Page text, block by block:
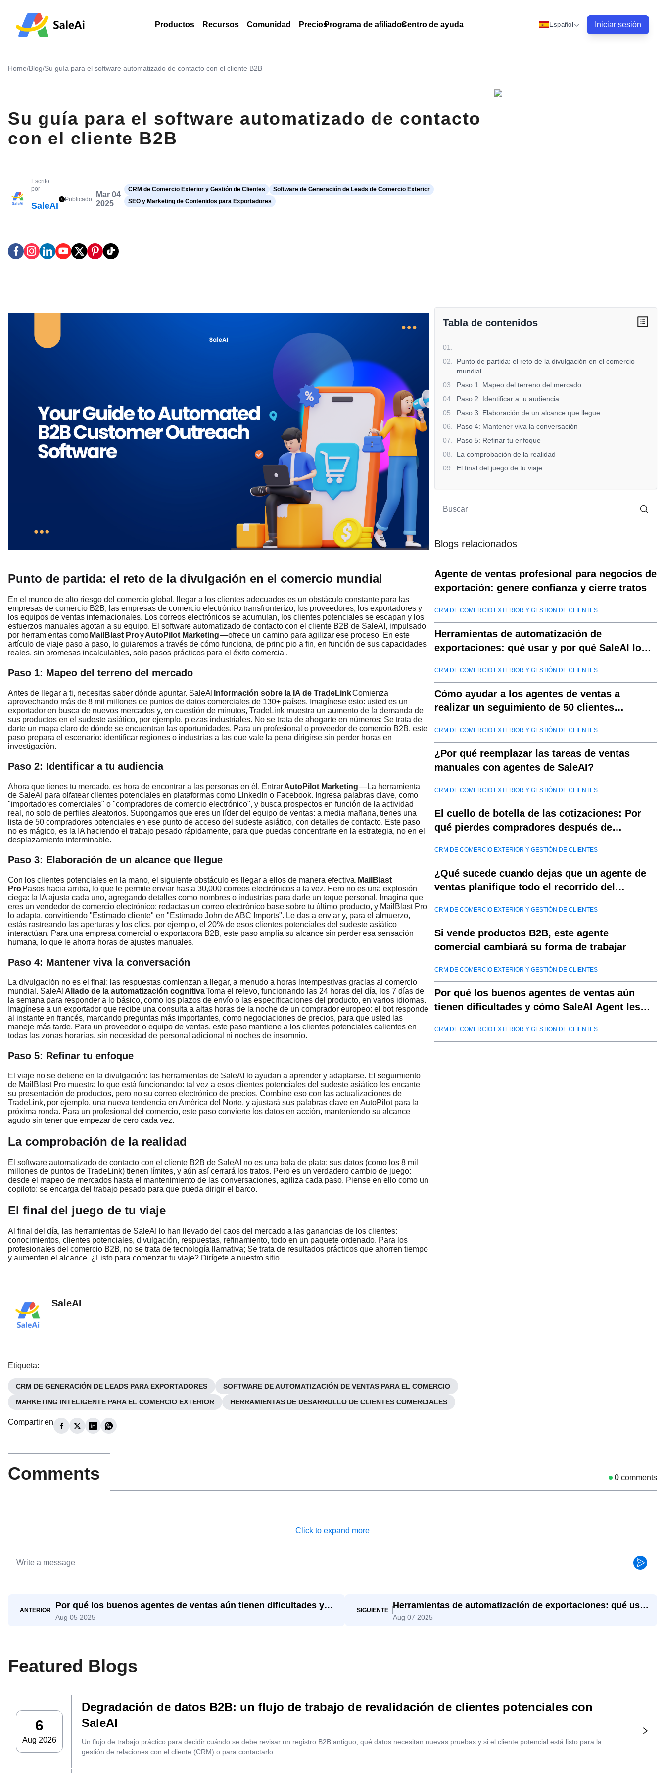
Productos Recursos Comunidad PreciosPrograma de afiliadosCentro de ayuda Español Iniciar sesión
Home/Blog/Su guía para el software automatizado de contacto con el cliente B2B
Su guía para el software automatizado de contacto
con el cliente B2B
Escrito
por
SaleAI
Publicado
Mar 04
2025
CRM de Comercio Exterior y Gestión de Clientes
Software de Generación de Leads de Comercio Exterior
SEO y Marketing de Contenidos para Exportadores
Punto de partida: el reto de la divulgación en el comercio mundial
En el mundo de alto riesgo del comercio global, llegar a los clientes adecuados es un obstáculo constante para las
empresas de comercio B2B, las empresas de comercio electrónico transfronterizo, los proveedores, los exportadores y
los equipos de ventas internacionales. Los correos electrónicos se acumulan, los clientes potenciales se escapan y los
esfuerzos manuales agotan a su equipo. El software automatizado de contacto con el cliente B2B de SaleAI, impulsado
por herramientas como MailBlast ProyAutoPilot Marketing—ofrece un camino para agilizar ese proceso. En este
artículo de viaje paso a paso, lo guiaremos a través de cómo funciona, de principio a fin, en función de sus capacidades
reales, sin promesas incalculables, solo pasos prácticos para el éxito comercial.
Paso 1: Mapeo del terreno del mercado
Antes de llegar a ti, necesitas saber dónde apuntar. SaleAI Información sobre la IA de TradeLinkComienza
aprovechando más de 8 mil millones de puntos de datos comerciales de 130+ países. Imagínese esto: usted es un
exportador en busca de nuevos mercados y, en cuestión de minutos, TradeLink muestra un aumento de la demanda de
sus productos en el sudeste asiático, por ejemplo, piezas industriales. No se trata de ahogarte en números; Se trata de
darte un mapa claro de dónde se encuentran las oportunidades. Para un profesional o proveedor de comercio B2B, este
paso prepara el escenario: identificar regiones o industrias a las que vale la pena dirigirse sin perder horas en
investigación.
Paso 2: Identificar a tu audiencia
Ahora que tienes tu mercado, es hora de encontrar a las personas en él. EntrarAutoPilot Marketing—La herramienta
de SaleAI para olfatear clientes potenciales en plataformas como LinkedIn o Facebook. Ingresa palabras clave, como
"importadores comerciales" o "compradores de comercio electrónico", y busca prospectos en función de la actividad
real, no solo de perfiles aleatorios. Supongamos que eres un líder del equipo de ventas: a media mañana, tienes una
lista de 50 compradores potenciales en ese punto de acceso del sudeste asiático, con detalles de contacto. Este paso
no es mágico, es la IA haciendo el trabajo pesado rápidamente, para que puedas concentrarte en la estrategia, no en el
desplazamiento interminable.
Paso 3: Elaboración de un alcance que llegue
Con los clientes potenciales en la mano, el siguiente obstáculo es llegar a ellos de manera efectiva. MailBlast
Pro Pasos hacia arriba, lo que le permite enviar hasta 30,000 correos electrónicos a la vez. Pero no es una explosión
ciega: la IA ajusta cada uno, agregando detalles como nombres o industrias para darle un toque personal. Imagina que
eres un vendedor de comercio electrónico: redactas un correo electrónico base sobre tu último producto, y MailBlast Pro
lo adapta, convirtiendo "Estimado cliente" en "Estimado John de ABC Imports". Le das a enviar y, para el almuerzo,
estás rastreando las aperturas y los clics, por ejemplo, el 20% de esos clientes potenciales del sudeste asiático
interactúan. Para una empresa comercial o exportadora B2B, este paso amplía su alcance sin perder esa sensación
humana, lo que le ahorra horas de ajustes manuales.
Paso 4: Mantener viva la conversación
La divulgación no es el final: las respuestas comienzan a llegar, a menudo a horas intempestivas gracias al comercio
mundial. SaleAI Aliado de la automatización cognitivaToma el relevo, funcionando las 24 horas del día, los 7 días de
la semana para responder a lo básico, como los plazos de envío o las especificaciones del producto, en varios idiomas.
Imagínese a un exportador que recibe una consulta a altas horas de la noche de un comprador europeo: el bot responde
al instante en francés, marcando preguntas más importantes, como negociaciones de precios, para que usted las
maneje más tarde. Para un proveedor o equipo de ventas, este paso mantiene a los clientes potenciales calientes en
todas las zonas horarias, sin necesidad de personal adicional ni noches de insomnio.
Paso 5: Refinar tu enfoque
El viaje no se detiene en la divulgación: las herramientas de SaleAI lo ayudan a aprender y adaptarse. El seguimiento
de MailBlast Pro muestra lo que está funcionando: tal vez a esos clientes potenciales del sudeste asiático les encante
su presentación de productos, pero no su correo electrónico de precios. Combine eso con las actualizaciones de
TradeLink, por ejemplo, una nueva tendencia en América del Norte, y ajustará sus palabras clave en AutoPilot para la
próxima ronda. Para un profesional del comercio, este paso convierte los datos en acción, manteniendo su alcance
agudo sin tener que empezar de cero cada vez.
La comprobación de la realidad
El software automatizado de contacto con el cliente B2B de SaleAI no es una bala de plata: sus datos (como los 8 mil
millones de puntos de TradeLink) tienen límites, y aún así cerrará los tratos. Pero es un verdadero cambio de juego:
desde el mapeo de mercados hasta el mantenimiento de las conversaciones, agiliza cada paso. Piense en ello como un
copiloto: se encarga del trabajo pesado para que pueda dirigir el barco.
El final del juego de tu viaje
Al final del día, las herramientas de SaleAI lo han llevado del caos del mercado a las ganancias de los clientes:
conocimientos, clientes potenciales, divulgación, respuestas, refinamiento, todo en un paquete ordenado. Para los
profesionales del comercio B2B, no se trata de tecnología llamativa; Se trata de resultados prácticos que ahorren tiempo
y aumenten el alcance. ¿Listo para comenzar tu viaje? Dirígete a nuestro sitio.
Tabla de contenidos
01
02
Punto de partida: el reto de la divulgación en el comercio
mundial
03
Paso 1: Mapeo del terreno del mercado
04
Paso 2: Identificar a tu audiencia
05
Paso 3: Elaboración de un alcance que llegue
06
Paso 4: Mantener viva la conversación
07
Paso 5: Refinar tu enfoque
08
La comprobación de la realidad
09
El final del juego de tu viaje
Blogs relacionados
Agente de ventas profesional para negocios de
exportación: genere confianza y cierre tratos
CRM DE COMERCIO EXTERIOR Y GESTIÓN DE CLIENTES
Herramientas de automatización de
exportaciones: qué usar y por qué SaleAI lo
CRM DE COMERCIO EXTERIOR Y GESTIÓN DE CLIENTES
Cómo ayudar a los agentes de ventas a
realizar un seguimiento de 50 clientes
CRM DE COMERCIO EXTERIOR Y GESTIÓN DE CLIENTES
¿Por qué reemplazar las tareas de ventas
manuales con agentes de SaleAI?
CRM DE COMERCIO EXTERIOR Y GESTIÓN DE CLIENTES
El cuello de botella de las cotizaciones: Por
qué pierdes compradores después de
CRM DE COMERCIO EXTERIOR Y GESTIÓN DE CLIENTES
¿Qué sucede cuando dejas que un agente de
ventas planifique todo el recorrido del
CRM DE COMERCIO EXTERIOR Y GESTIÓN DE CLIENTES
Si vende productos B2B, este agente
comercial cambiará su forma de trabajar
CRM DE COMERCIO EXTERIOR Y GESTIÓN DE CLIENTES
Por qué los buenos agentes de ventas aún
tienen dificultades y cómo SaleAI Agent les
CRM DE COMERCIO EXTERIOR Y GESTIÓN DE CLIENTES
SaleAI
Etiqueta:
CRM DE GENERACIÓN DE LEADS PARA EXPORTADORES
SOFTWARE DE AUTOMATIZACIÓN DE VENTAS PARA EL COMERCIO
MARKETING INTELIGENTE PARA EL COMERCIO EXTERIOR
HERRAMIENTAS DE DESARROLLO DE CLIENTES COMERCIALES
Compartir en
Comments 0 comments
Click to expand more
ANTERIOR
Por qué los buenos agentes de ventas aún tienen dificultades y
cómo SaleAI Agent les ayuda a triunfar
Aug 05 2025
SIGUIENTE
Herramientas de automatización de exportaciones: qué usar
y por qué SaleAI lo combina todo
Aug 07 2025
Featured Blogs
6
Aug 2026
Degradación de datos B2B: un flujo de trabajo de revalidación de clientes potenciales con
SaleAI
Un flujo de trabajo práctico para decidir cuándo se debe revisar un registro B2B antiguo, qué datos necesitan nuevas pruebas y si el cliente potencial está listo para la
gestión de relaciones con el cliente (CRM) o para contactarlo.